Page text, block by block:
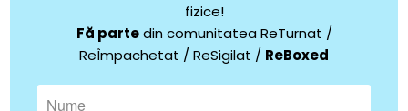
fizice!
Fă partedin comunitatea ReTurnat /
ReÎmpachetat / ReSigilat / ReBoxed